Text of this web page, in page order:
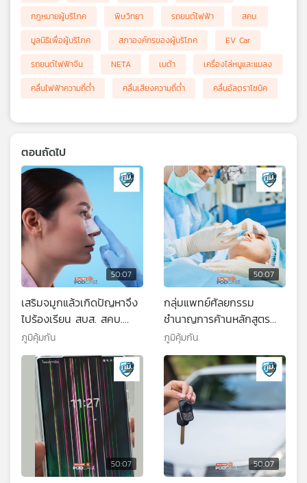
กฎหมายผู้บริโภค
พิษวิทยา รถยนต์ไฟฟ้า
สคบ.
มูลนิธิเพื่อผู้บริโภค
สภาองค์กรของผู้บริโภค
EV Car
รถยนต์ไฟฟ้าจีน
NETA เนต้า
เครื่องไล่หนูและแมลง
คลื่นไฟฟ้าความถี่ต่ำ
คลื่นเสียงความถี่ต่ำ คลื่นอัลตราโซนิค
ตอนถัดไป
50:07
เสริมจมูกแล้วเกิดปัญหาจึง
ไปร้องเรียน สบส. สคบ.
กลับถูกคลินิกฟ้องหมิ่น
ประมาท / ไม่ใส่รองเท้าบน
พื้นปูกระเบื้องหรือหินอ่อน
จะทำให้ภูมิคุ้มกันลดลงจริง
เหรอ
ภูมิคุ้มกัน
50:07
กลุ่มแพทย์ศัลยกรรม
ชำนาญการค้านหลักสูตร
เสริมจมูกระยะสั้น 3 เดือน
เสี่ยงไม่ปลอดภัยต่อผู้บริโภค
/ อาหารบางชนิดลดกลิ่น
เหงื่อได้จริงหรือ
ภูมิคุ้มกัน
50:07 50:07